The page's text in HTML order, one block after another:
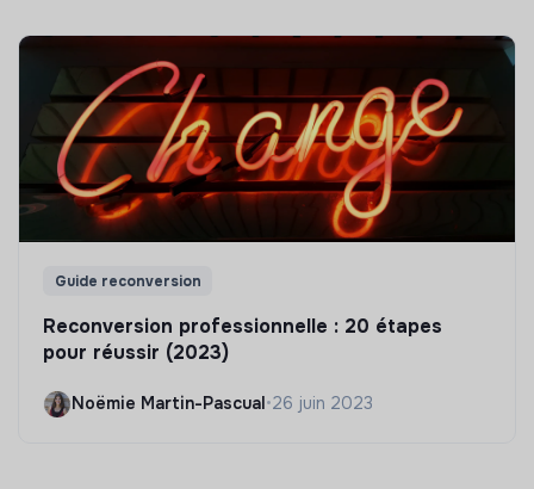
Guide reconversion
Reconversion professionnelle : 20 étapes
pour réussir (2023)
Noëmie Martin-Pascual •26 juin 2023